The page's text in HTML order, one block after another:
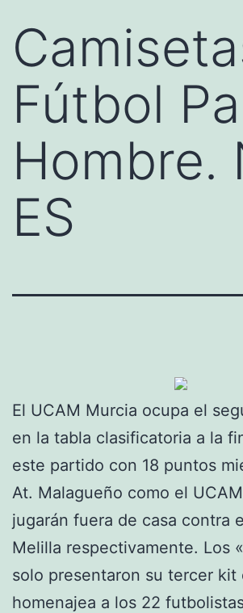
Fútbol
Hombre.
ES
El UCAM Murcia ocupa el
en la tabla clasificatoria a la
este partido con 18 puntos
At. Malagueño como el
jugarán fuera de casa contra
Melilla respectivamente. Los
solo presentaron su tercer kit
homenajea a los 22